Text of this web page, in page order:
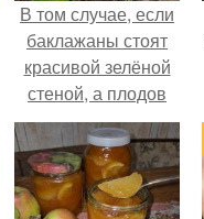
В том случае, если
баклажаны стоят
красивой зелёной
стеной, а плодов
почти не видно -
радоваться тут
нечему.